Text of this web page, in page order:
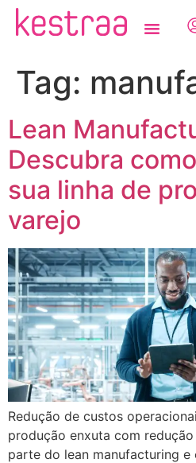
Tag:
Lean
Descubra
sua linha de
varejo
Redução de custos
produção enxuta com
parte do lean manufacturing e